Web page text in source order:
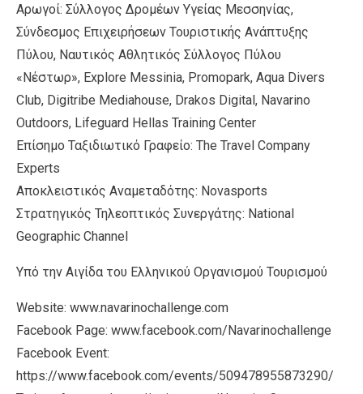
Αρωγοί: Σύλλογος Δρομέων Υγείας Μεσσηνίας,
Σύνδεσμος Επιχειρήσεων Τουριστικής Ανάπτυξης
Πύλου, Ναυτικός Αθλητικός Σύλλογος Πύλου
«Νέστωρ», Explore Messinia, Promopark, Aqua Divers
Club, Digitribe Mediahouse, Drakos Digital, Navarino
Outdoors, Lifeguard Hellas Training Center
Επίσημο Ταξιδιωτικό Γραφείο: The Travel Company
Experts
Αποκλειστικός Αναμεταδότης: Novasports
Στρατηγικός Τηλεοπτικός Συνεργάτης: National
Geographic Channel
Υπό την Αιγίδα του Ελληνικού Οργανισμού Τουρισμού
Website: www.navarinochallenge.com
Facebook Page: www.facebook.com/Navarinochallenge
Facebook Event:
https://www.facebook.com/events/509478955873290/